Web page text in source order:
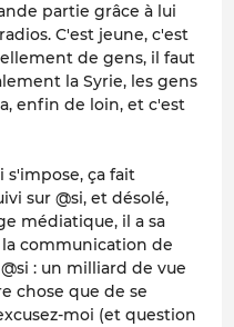
partie grâce à lui
C'est jeune, c'est
de gens, il faut
la Syrie, les gens
enfin de loin, et c'est
s'impose, ça fait
sur @si, et désolé,
médiatique, il a sa
communication de
: un milliard de vue
chose que de se
moi (et question